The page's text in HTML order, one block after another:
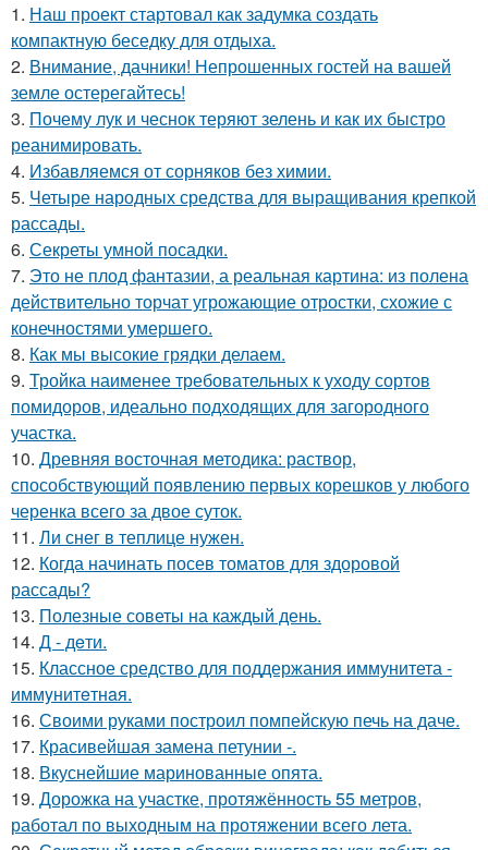
1. Наш проект стартовал как задумка создать
компактную беседку для отдыха.
2. Внимание, дачники! Непрошенных гостей на вашей
земле остерегайтесь!
3. Почему лук и чеснок теряют зелень и как их быстро
реанимировать.
4. Избавляемся от сорняков без химии.
5. Четыре народных средства для выращивания крепкой
рассады.
6. Секреты умной посадки.
7. Это не плод фантазии, а реальная картина: из полена
действительно торчат угрожающие отростки, схожие с
конечностями умершего.
8. Как мы высокие грядки делаем.
9. Тройка наименее требовательных к уходу сортов
помидоров, идеально подходящих для загородного
участка.
10. Древняя восточная методика: раствор,
способствующий появлению первых корешков у любого
черенка всего за двое суток.
11. Ли снег в теплице нужен.
12. Когда начинать посев томатов для здоровой
рассады?
13. Полезные советы на каждый день.
14. Д - дeти.
15. Классное средство для поддержания иммунитета -
иммyнитeтнaя.
16. Своими руками построил помпейскую печь на даче.
17. Красивейшая замена петунии -.
18. Вкуснейшие маринованные опята.
19. Дорожка на участке, протяжённость 55 метров,
работал по выходным на протяжении всего лета.